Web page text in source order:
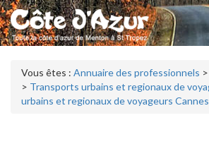
Vous êtes : Annuaire des professionnels >
> Transports urbains et regionaux de
urbains et regionaux de voyageurs Cannes